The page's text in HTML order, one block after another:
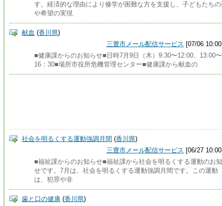
す。経済的な理由により修学が困難な方を支援し、子どもたち
や希望の実現
献血 (香川県)
三豊市メール配信サービス [07/06
■健康課からのお知らせ■日時7月9日（木）9:30〜12:00、13:00〜
16：30■場所市役所危機管理センター■健康課から献血の
社会を明るくする運動強調月間 (香川県)
三豊市メール配信サービス [06/27
■福祉課からのお知らせ■福祉課から社会を明るくする運動のお
せです。7月は、社会を明るくする運動強調月間です。この運動
は、犯罪や非
歯と口の健康 (香川県)